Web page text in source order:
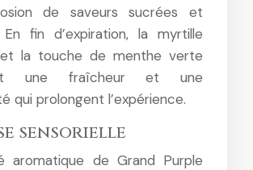
de saveurs sucrées et
En fin d’expiration, la myrtille
la touche de menthe verte
une fraîcheur et une
qui prolongent l’expérience.
sensorielle
aromatique de Grand Purple